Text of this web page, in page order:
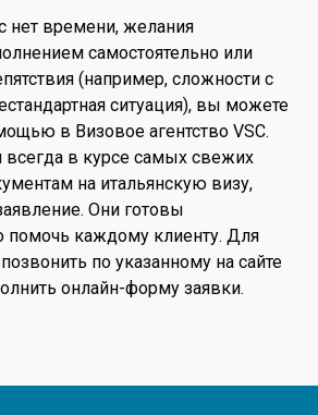
нет времени, желания
самостоятельно или
(например, сложности с
ситуация), вы можете
в Визовое агентство VSC.
в курсе самых свежих
на итальянскую визу,
Они готовы
помочь каждому клиенту. Для
по указанному на сайте
онлайн-форму заявки.